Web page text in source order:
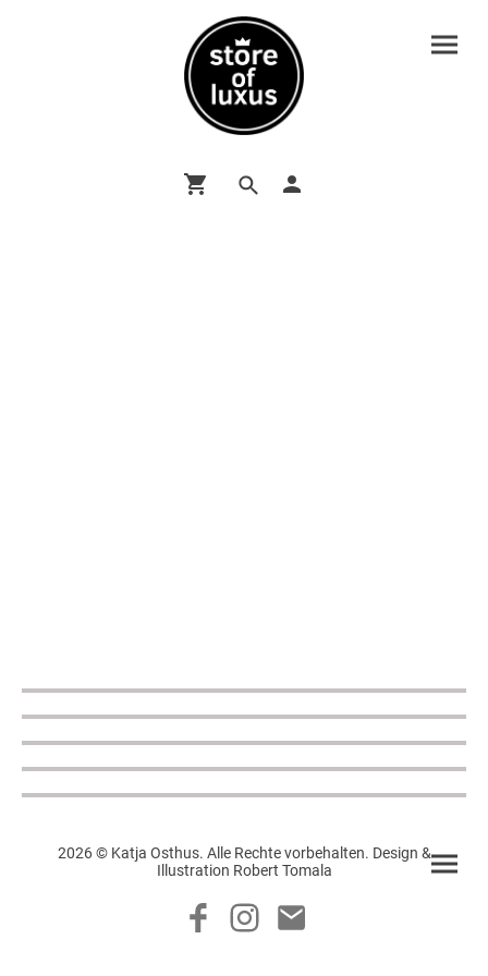
2026 © Katja Osthus. Alle Rechte vorbehalten. Design &
Illustration Robert Tomala